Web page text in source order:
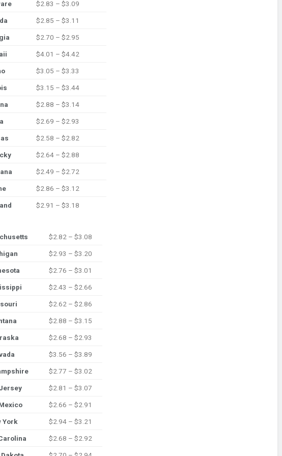
$2.83 – $3.09
$2.85 – $3.11
$2.70 – $2.95
$4.01 – $4.42
$3.05 – $3.33
$3.15 – $3.44
$2.88 – $3.14
$2.69 – $2.93
$2.58 – $2.82
$2.64 – $2.88
$2.49 – $2.72
$2.86 – $3.12
$2.91 – $3.18
$2.82 – $3.08
$2.93 – $3.20
$2.76 – $3.01
$2.43 – $2.66
$2.62 – $2.86
$2.88 – $3.15
$2.68 – $2.93
$3.56 – $3.89
$2.77 – $3.02
$2.81 – $3.07
$2.66 – $2.91
York $2.94 – $3.21
$2.68 – $2.92